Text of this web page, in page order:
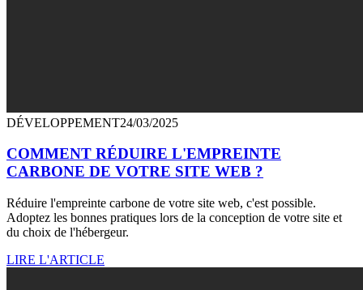
DÉVELOPPEMENT24/03/2025
COMMENT RÉDUIRE L'EMPREINTE
CARBONE DE VOTRE SITE WEB ?
Réduire l'empreinte carbone de votre site web, c'est possible.
Adoptez les bonnes pratiques lors de la conception de votre site et
du choix de l'hébergeur.
LIRE L'ARTICLE